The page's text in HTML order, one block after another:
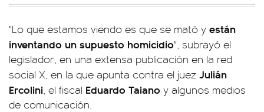
"Lo que estamos viendo es que se mató y están
inventando un supuesto homicidio", subrayó el
legislador, en una extensa publicación en la red
social X, en la que apunta contra el juez Julián
Ercolini, el fiscal Eduardo Taiano y algunos medios
de comunicación.